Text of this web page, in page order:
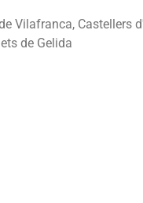
Vilafranca, Castellers
de Gelida